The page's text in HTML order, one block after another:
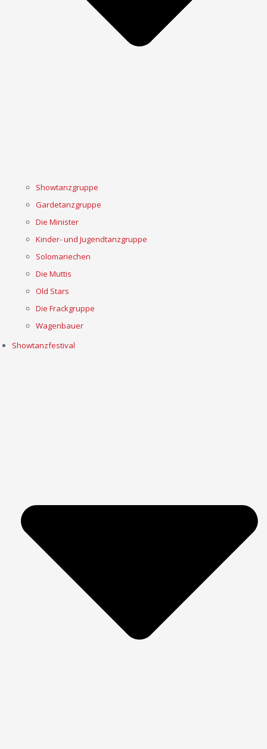
Showtanzgruppe
Gardetanzgruppe
Die Minister
Kinder- und Jugendtanzgruppe
Solomariechen
Die Muttis
Old Stars
Die Frackgruppe
Wagenbauer
Showtanzfestival